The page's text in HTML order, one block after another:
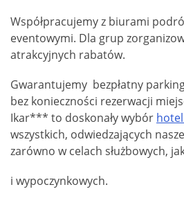
Współpracujemy z biurami
eventowymi. Dla grup
atrakcyjnych rabatów.
Gwarantujemy bezpłatny
bez konieczności rezerwacji
Ikar*** to doskonały wybór
wszystkich, odwiedzających
zarówno w celach służbowych,
i wypoczynkowych.